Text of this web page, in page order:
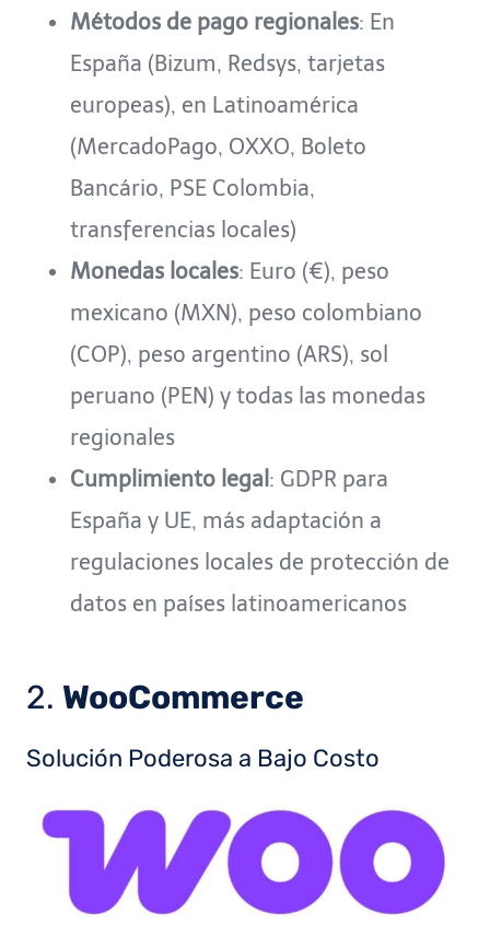
Métodos de pago regionales: En
España (Bizum, Redsys, tarjetas
europeas), en Latinoamérica
(MercadoPago, OXXO, Boleto
Bancário, PSE Colombia,
transferencias locales)
Monedas locales: Euro (€), peso
mexicano (MXN), peso colombiano
(COP), peso argentino (ARS), sol
peruano (PEN) y todas las monedas
regionales
Cumplimiento legal : GDPR para
España y UE, más adaptación a
regulaciones locales de protección de
datos en países latinoamericanos
2. WooCommerce
Solución Poderosa a Bajo Costo